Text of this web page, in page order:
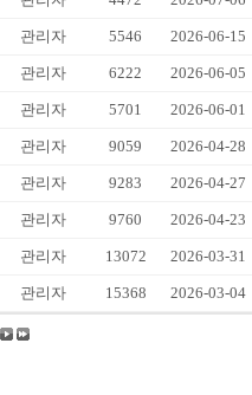
관리자 5546 2026-06-15
관리자 6222 2026-06-05
관리자 5701 2026-06-01
관리자 9059 2026-04-28
관리자 9283 2026-04-27
관리자 9760 2026-04-23
관리자 13072 2026-03-31
관리자 15368 2026-03-04